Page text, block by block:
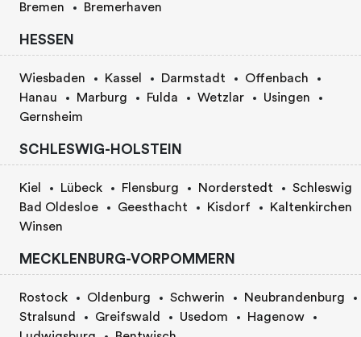
Bremen Bremerhaven
HESSEN
Wiesbaden Kassel Darmstadt
Offenbach
Hanau
Marburg Fulda Wetzlar
Usingen
Gernsheim
SCHLESWIG-HOLSTEIN
Kiel Lübeck Flensburg Norderstedt
Schleswig
Bad Oldesloe
Geesthacht Kisdorf
Kaltenkirchen
Winsen
MECKLENBURG-VORPOMMERN
Rostock Oldenburg Schwerin
Neubrandenburg
Stralsund
Greifswald Usedom
Hagenow